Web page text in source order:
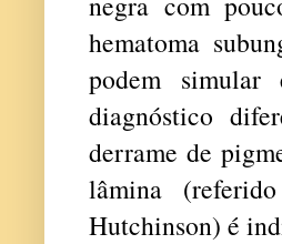
hematoma
podem simular
diagnóstico
derrame de
lâmina
Hutchinson) é